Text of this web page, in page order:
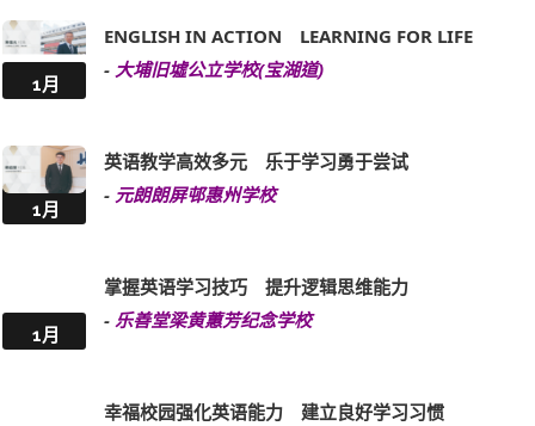
1月
ENGLISH IN ACTION LEARNING FOR LIFE
- 大埔旧墟公立学校(宝湖道)
1月
英语教学高效多元 乐于学习勇于尝试
- 元朗朗屏邨惠州学校
1月
掌握英语学习技巧 提升逻辑思维能力
- 乐善堂梁黄蕙芳纪念学校
幸福校园强化英语能力 建立良好学习习惯